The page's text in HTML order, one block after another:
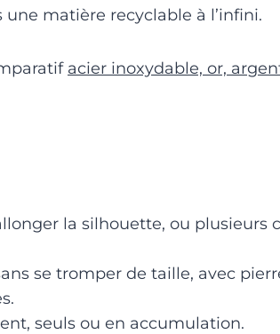
matière recyclable à l’infini.
acier inoxydable, or,
la silhouette, ou plusieurs
se tromper de taille, avec
seuls ou en accumulation.